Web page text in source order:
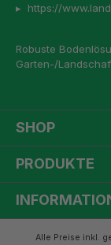
▸ https://
Robuste
Garten-/
SHOP
PRODUKTE
Alle Preise inkl.